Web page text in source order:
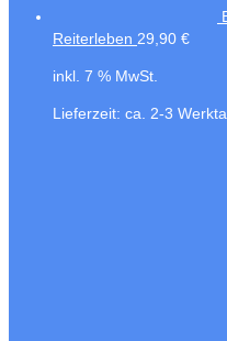
Reiterleben 29,90 €
inkl. 7 % MwSt.
Lieferzeit: ca. 2-3